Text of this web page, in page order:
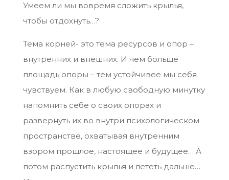
Умеем ли мы вовремя сложить крылья,
чтобы отдохнуть…?
Тема корней- это тема ресурсов и опор –
внутренних и внешних. И чем больше
площадь опоры – тем устойчивее мы себя
чувствуем. Как в любую свободную минутку
напомнить себе о своих опорах и
развернуть их во внутри психологическом
пространстве, охватывая внутренним
взором прошлое, настоящее и будущее… А
потом распустить крылья и лететь дальше…